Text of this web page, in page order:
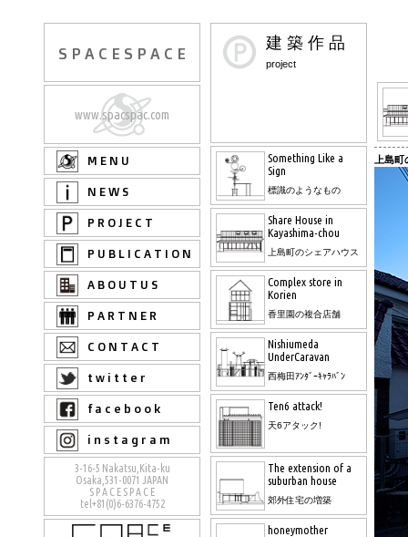
S P A C E S P A C E
www.spacspac.com
M E N U
N E W S
P R O J E C T
P U B L I C A T I O N
A B O U T U S
P A R T N E R
C O N T A C T
t w i t t e r
f a c e b o o k
i n s t a g r a m
3-16-5 Nakatsu,Kita-ku
Osaka,531-0071 JAPAN
S P A C E S P A C E
tel+81(0)6-6376-4752
建 築 作 品
project
Something Like a
Sign
標識のようなもの
Share House in
Kayashima-chou
上島町のシェアハウス
Complex store in
Korien
香里園の複合店舗
Nishiumeda
UnderCaravan
西梅田ｱﾝﾀﾞｰｷｬﾗﾊﾞﾝ
Ten6 attack!
天6アタック!
The extension of a
suburban house
郊外住宅の増築
honeymother
上島